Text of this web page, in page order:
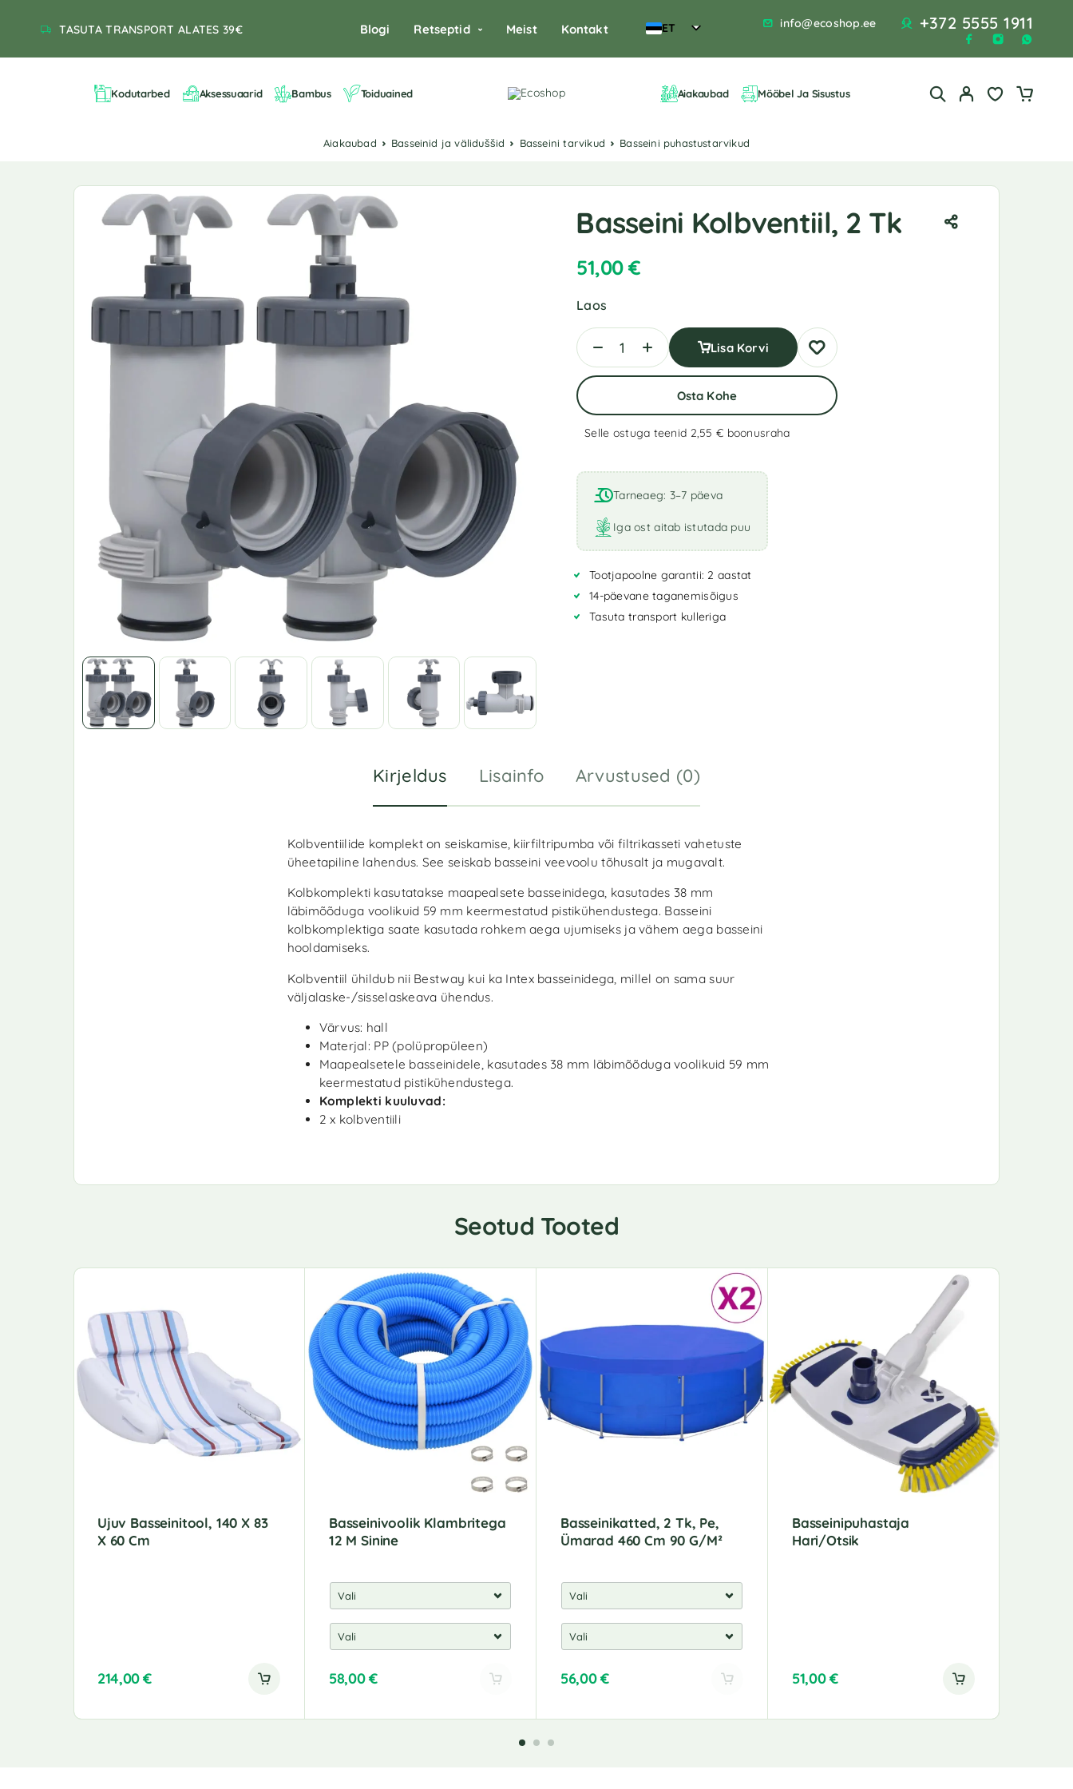
TASUTA TRANSPORT ALATES 39€ Blogi Retseptid Meist Kontakt ET info@ecoshop.ee +372 5555 1911
Kodutarbed Aksessuaarid Bambus Toiduained Aiakaubad Mööbel Ja Sisustus
Aiakaubad Basseinid ja väliduššid Basseini tarvikud Basseini puhastustarvikud
Basseini Kolbventiil, 2 Tk
51,00€
Laos
Lisa Korvi
Osta Kohe
Selle ostuga teenid 2,55 € boonusraha
l
t
e
r
n
t
i
Tarneaeg: 3–7 päeva
Iga ost aitab istutada puu
Tootjapoolne garantii: 2 aastat
14-päevane taganemisõigus
Tasuta transport kulleriga
Kirjeldus Lisainfo Arvustused (0)
Kolbventiilide komplekt on seiskamise, kiirfiltripumba või filtrikasseti vahetuste
üheetapiline lahendus. See seiskab basseini veevoolu tõhusalt ja mugavalt.
Kolbkomplekti kasutatakse maapealsete basseinidega, kasutades 38 mm
läbimõõduga voolikuid 59 mm keermestatud pistikühendustega. Basseini
kolbkomplektiga saate kasutada rohkem aega ujumiseks ja vähem aega basseini
hooldamiseks.
Kolbventiil ühildub nii Bestway kui ka Intex basseinidega, millel on sama suur
väljalaske-/sisselaskeava ühendus.
Värvus: hall
Materjal: PP (polüpropüleen)
Maapealsetele basseinidele, kasutades 38 mm läbimõõduga voolikuid 59 mm
keermestatud pistikühendustega.
Komplekti kuuluvad:
2 x kolbventiili
Seotud Tooted
Ujuv Basseinitool, 140 X 83
X 60 Cm
214,00€
Basseinivoolik Klambritega
12 M Sinine
58,00€
l
Basseinikatted, 2 Tk, Pe,
Ümarad 460 Cm 90 G/M²
56,00€
l
Basseinipuhastaja
Hari/Otsik
51,00€